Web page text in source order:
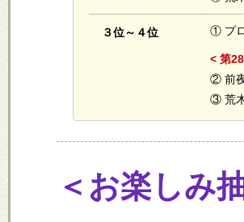
３位～４位 ① プ
< 第
② 前
③ 荒
＜お楽しみ